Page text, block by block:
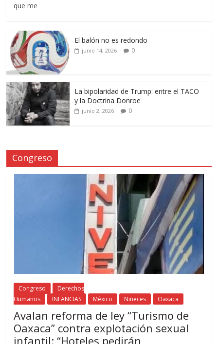
que me
El balón no es redondo
junio 14, 2026 0
La bipolaridad de Trump: entre el TACO
y la Doctrina Donroe
junio 2, 2026 0
Congreso
Congreso
Derechos
Humanos
INFANCIAS México Niñeces Oaxaca
Avalan reforma de ley “Turismo de
Oaxaca” contra explotación sexual
infantil: “Hoteles pedirán